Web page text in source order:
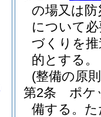
の場又は
について
づくりを
的とする。
(整備の原
第2条
ポケ
備する。 た